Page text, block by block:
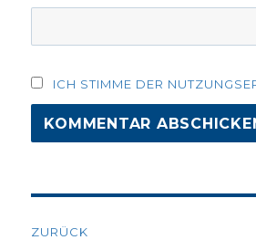
ICH STIMME DER
ZURÜCK